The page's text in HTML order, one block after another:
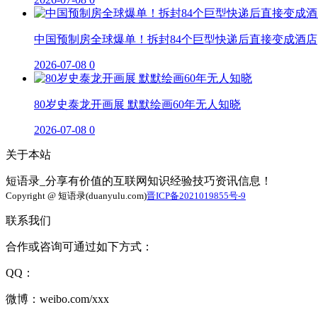
中国预制房全球爆单！拆封84个巨型快递后直接变成酒店
2026-07-08 0
80岁史泰龙开画展 默默绘画60年无人知晓
2026-07-08 0
关于本站
短语录_分享有价值的互联网知识经验技巧资讯信息！
Copyright @ 短语录(duanyulu.com)晋ICP备2021019855号-9
联系我们
合作或咨询可通过如下方式：
QQ：
微博：weibo.com/xxx